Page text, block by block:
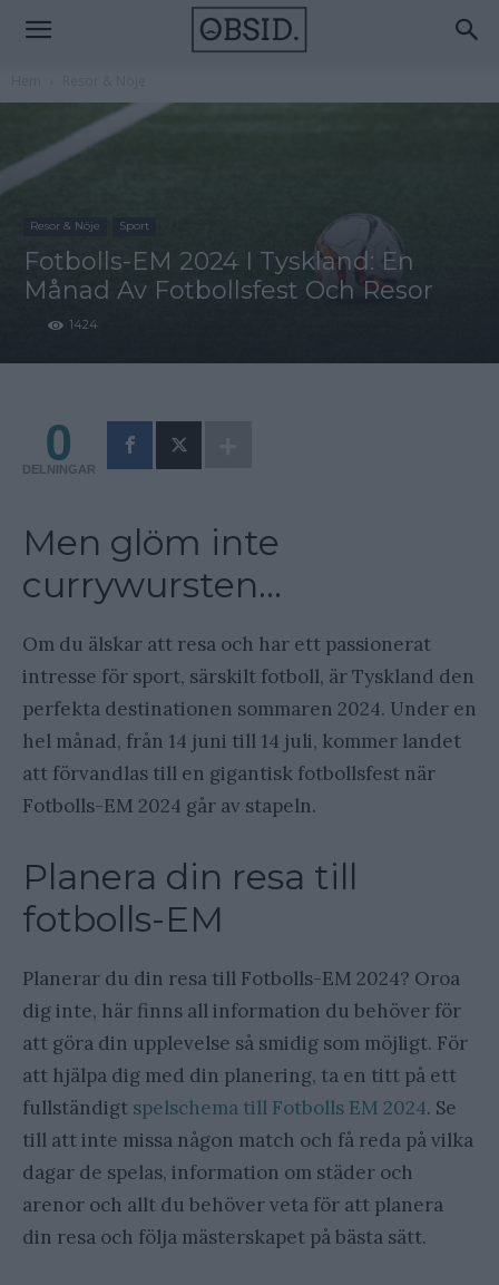
Resor & Nöje Sport
Fotbolls-EM 2024 I Tyskland: En
Månad Av Fotbollsfest Och Resor
1424
0
DELNINGAR
Men glöm inte
currywursten…
Om du älskar att resa och har ett passionerat
intresse för sport, särskilt fotboll, är Tyskland den
perfekta destinationen sommaren 2024. Under en
hel månad, från 14 juni till 14 juli, kommer landet
att förvandlas till en gigantisk fotbollsfest när
Fotbolls-EM 2024 går av stapeln.
Planera din resa till
fotbolls-EM
Planerar du din resa till Fotbolls-EM 2024? Oroa
dig inte, här finns all information du behöver för
att göra din upplevelse så smidig som möjligt. För
att hjälpa dig med din planering, ta en titt på ett
fullständigt spelschema till Fotbolls EM 2024. Se
till att inte missa någon match och få reda på vilka
dagar de spelas, information om städer och
arenor och allt du behöver veta för att planera
din resa och följa mästerskapet på bästa sätt.